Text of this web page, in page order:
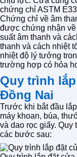
chứng chỉ ASTM
Chứng chỉ về âm
được chứng nhận về
suất âm thanh và
thanh và cách nhiệt
nhiệt độ lý tưởng
trường hợp có hỏa
Quy trình
Đồng Nai
Trước khi bắt đầu
máy khoan, búa,
và dao rọc giấy. Quy
các bước sau: